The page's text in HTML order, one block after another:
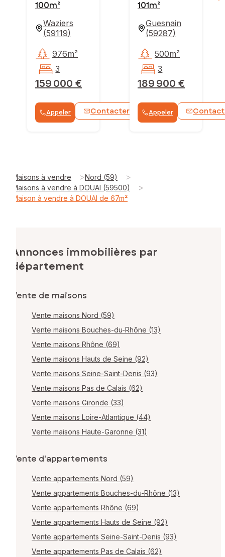
100m²
Waziers
(59119)
159 000 €
976m²
3
Appeler Contacter WhatsApp
101m²
Guesnain
(59287)
189 900 €
500m²
3
Appeler
Maisons à vendre >Nord (59) >
Maisons à vendre à DOUAI (59500) >
Maison à vendre à DOUAI de 67m²
Annonces immobilières par
département
Vente de maisons
Vente maisons Nord (59)
Vente maisons Bouches-du-Rhône (13)
Vente maisons Rhône (69)
Vente maisons Hauts de Seine (92)
Vente maisons Seine-Saint-Denis (93)
Vente maisons Pas de Calais (62)
Vente maisons Gironde (33)
Vente maisons Loire-Atlantique (44)
Vente maisons Haute-Garonne (31)
Vente d'appartements
Vente appartements Nord (59)
Vente appartements Bouches-du-Rhône (13)
Vente appartements Rhône (69)
Vente appartements Hauts de Seine (92)
Vente appartements Seine-Saint-Denis (93)
Vente appartements Pas de Calais (62)